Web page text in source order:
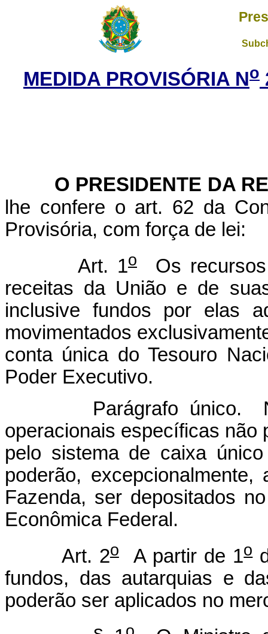
MEDIDA PROVISÓRIA No
O PRESIDENTE DA
lhe confere o art. 62 da
Provisória, com força de lei:
Art. 1o
Os
receitas da União e de
inclusive fundos por elas
movimentados
conta única do Tesouro
Poder Executivo.
Parágrafo único. Nos
operacionais específicas não
pelo sistema de caixa
poderão,
Fazenda, ser depositados
Econômica Federal.
Art. 2oA partir de 1o
fundos, das autarquias e
poderão ser aplicados no